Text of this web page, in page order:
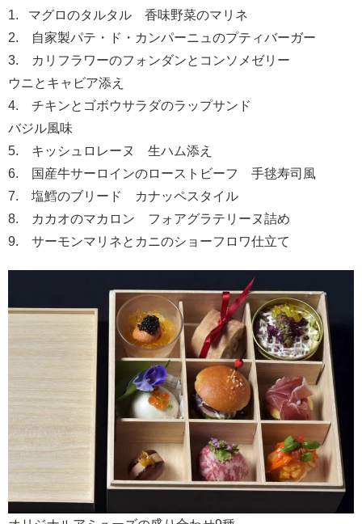
1. マグロのタルタル 香味野菜のマリネ
2. 自家製パテ・ド・カンパーニュのプティバーガー
3. カリフラワーのフォンダンとコンソメゼリー
ウニとキャビア添え
4. チキンとゴボウサラダのラップサンド
バジル風味
5. キッシュロレーヌ 生ハム添え
6. 国産牛サーロインのローストビーフ 手毬寿司風
7. 塩鱈のブリード カナッペスタイル
8. カカオのマカロン フォアグラテリーヌ詰め
9. サーモンマリネとカニのショーフロワ仕立て